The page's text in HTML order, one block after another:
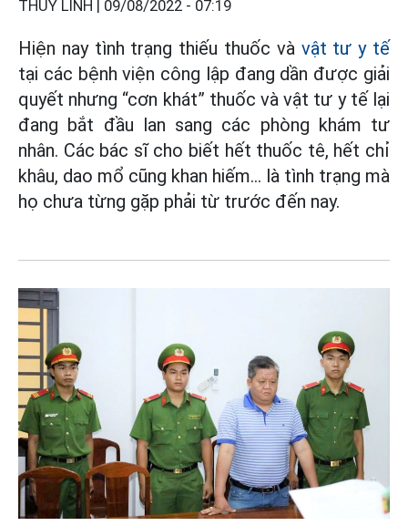
THÙY LINH | 09/08/2022 - 07:19
Hiện nay tình trạng thiếu thuốc và vật tư y tế
tại các bệnh viện công lập đang dần được giải
quyết nhưng “cơn khát” thuốc và vật tư y tế lại
đang bắt đầu lan sang các phòng khám tư
nhân. Các bác sĩ cho biết hết thuốc tê, hết chỉ
khâu, dao mổ cũng khan hiếm... là tình trạng mà
họ chưa từng gặp phải từ trước đến nay.